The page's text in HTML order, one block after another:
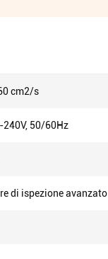
cm2/s
240V, 50/60Hz
di ispezione avanzato